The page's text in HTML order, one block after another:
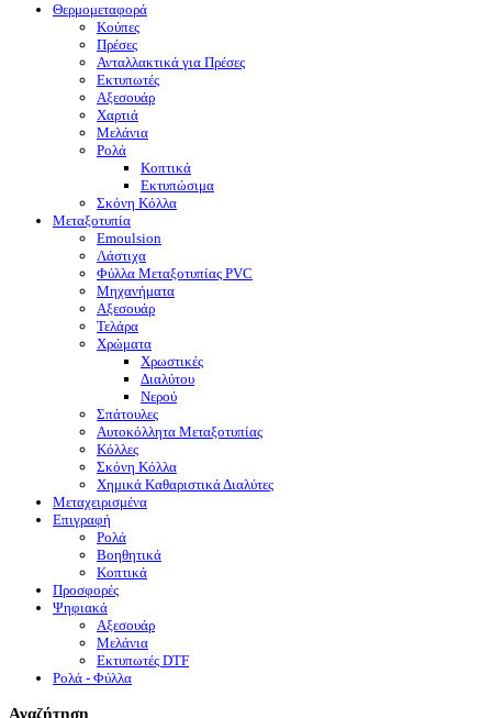
Θερμομεταφορά
Κούπες
Πρέσες
Ανταλλακτικά για Πρέσες
Εκτυπωτές
Αξεσουάρ
Χαρτιά
Μελάνια
Ρολά
Κοπτικά
Εκτυπώσιμα
Σκόνη Κόλλα
Μεταξοτυπία
Emoulsion
Λάστιχα
Φύλλα Μεταξοτυπίας PVC
Μηχανήματα
Αξεσουάρ
Τελάρα
Χρώματα
Χρωστικές
Διαλύτου
Νερού
Σπάτουλες
Αυτοκόλλητα Μεταξοτυπίας
Κόλλες
Σκόνη Κόλλα
Χημικά Καθαριστικά Διαλύτες
Μεταχειρισμένα
Επιγραφή
Ρολά
Βοηθητικά
Κοπτικά
Προσφορές
Ψηφιακά
Αξεσουάρ
Μελάνια
Eκτυπωτές DTF
Ρολά - Φύλλα
Αναζήτηση